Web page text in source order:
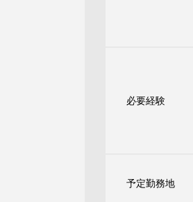
必要経験
予定勤務地